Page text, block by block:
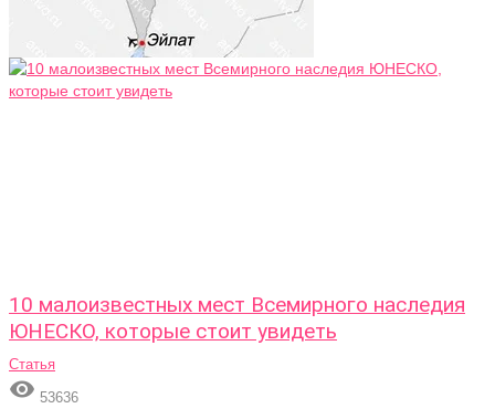
10 малоизвестных мест Всемирного наследия
ЮНЕСКО, которые стоит увидеть
Статья
 53636